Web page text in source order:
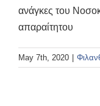
ανάγκες του
απαραίτητου
May 7th, 2020